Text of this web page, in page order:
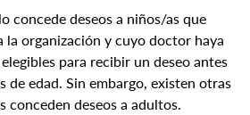
concede deseos a niños/as que
la organización y cuyo doctor haya
para recibir un deseo antes
de edad. Sin embargo, existen otras
conceden deseos a adultos.